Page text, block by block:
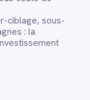
ciblage, sous-
: la